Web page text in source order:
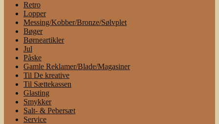
Retro
Lopper
Messing/Kobber/Bronze/Sølvplet
Bøger
Børneartikler
Jul
Påske
Gamle Reklamer/Blade/Magasiner
Til De kreative
Til Sættekassen
Glasting
Smykker
Salt- & Pebersæt
Service